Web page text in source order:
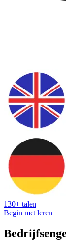
130+ talen
Begin met leren